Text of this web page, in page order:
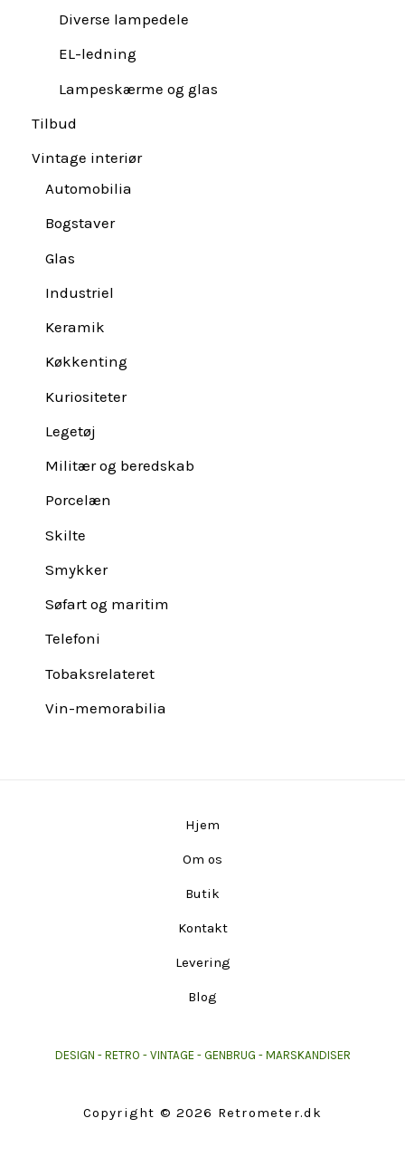
Diverse lampedele
EL-ledning
Lampeskærme og glas
Tilbud
Vintage interiør
Automobilia
Bogstaver
Glas
Industriel
Keramik
Køkkenting
Kuriositeter
Legetøj
Militær og beredskab
Porcelæn
Skilte
Smykker
Søfart og maritim
Telefoni
Tobaksrelateret
Vin-memorabilia
Hjem
Om os
Butik
Kontakt
Levering
Blog
DESIGN - RETRO - VINTAGE - GENBRUG - MARSKANDISER
Copyright © 2026 Retrometer.dk